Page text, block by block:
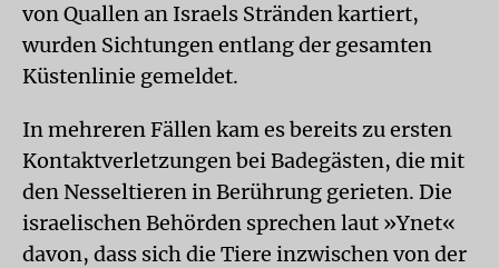
von Quallen an Israels Stränden kartiert,
wurden Sichtungen entlang der gesamten
Küstenlinie gemeldet.
In mehreren Fällen kam es bereits zu ersten
Kontaktverletzungen bei Badegästen, die mit
den Nesseltieren in Berührung gerieten. Die
israelischen Behörden sprechen laut »Ynet«
davon, dass sich die Tiere inzwischen von der